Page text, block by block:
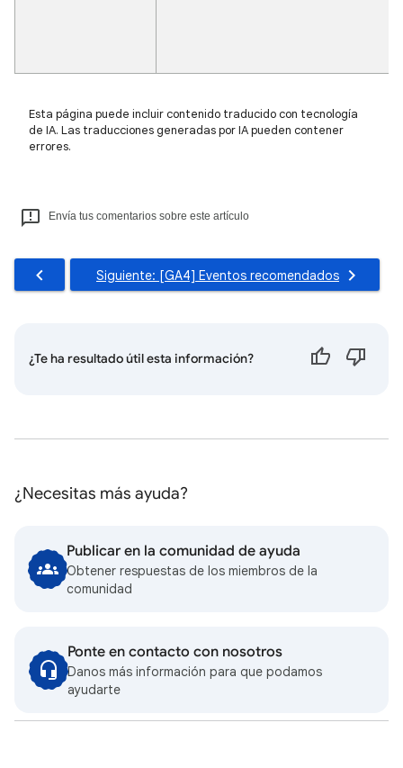
Esta página puede incluir contenido traducido con tecnología
de IA. Las traducciones generadas por IA pueden contener
errores.
Envía tus comentarios sobre este artículo
Siguiente: [GA4] Eventos recomendados
¿Te ha resultado útil esta información?
¿Necesitas más ayuda?
Publicar en la comunidad de ayuda
Obtener respuestas de los miembros de la
comunidad
Ponte en contacto con nosotros
Danos más información para que podamos
ayudarte